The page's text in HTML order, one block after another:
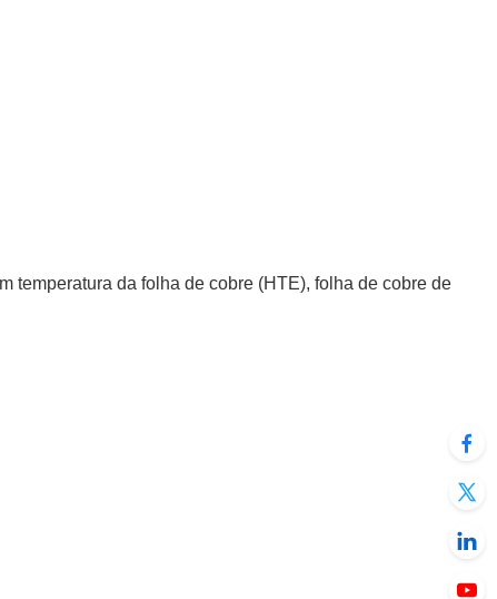
temperatura da folha de cobre (HTE), folha de cobre de